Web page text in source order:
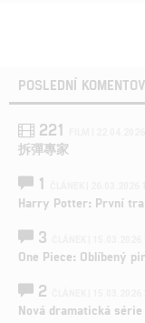
POSLEDNÍ
221
拆彈專家
1
Harry Potter: První
3
One Piece: Oblíbený
2
Nová dramatická